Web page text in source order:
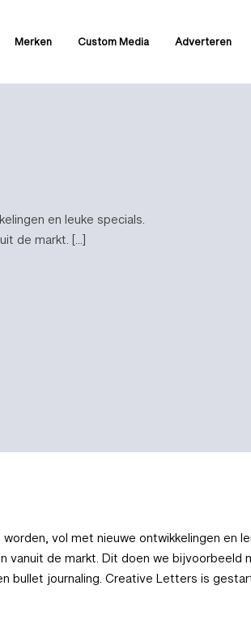
Merken Custom Media Adverteren
en leuke specials.
de markt. […]
vol met nieuwe ontwikkelingen en
vanuit de markt. Dit doen we
bullet journaling. Creative Letters is